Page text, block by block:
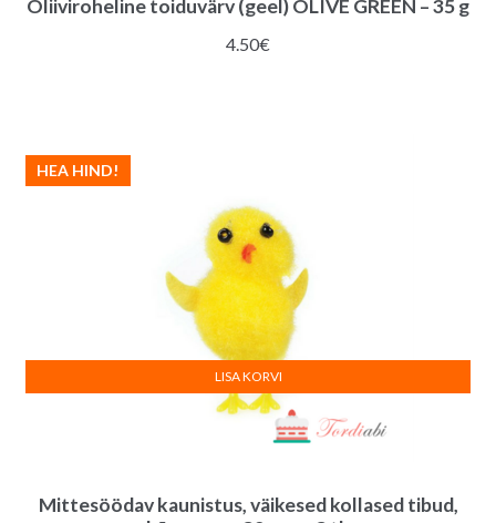
Oliiviroheline toiduvärv (geel) OLIVE GREEN – 35 g
4.50€
Mittesöödav kaunistus, väikesed kollased tibud,
HEA HIND!
LISA KORVI